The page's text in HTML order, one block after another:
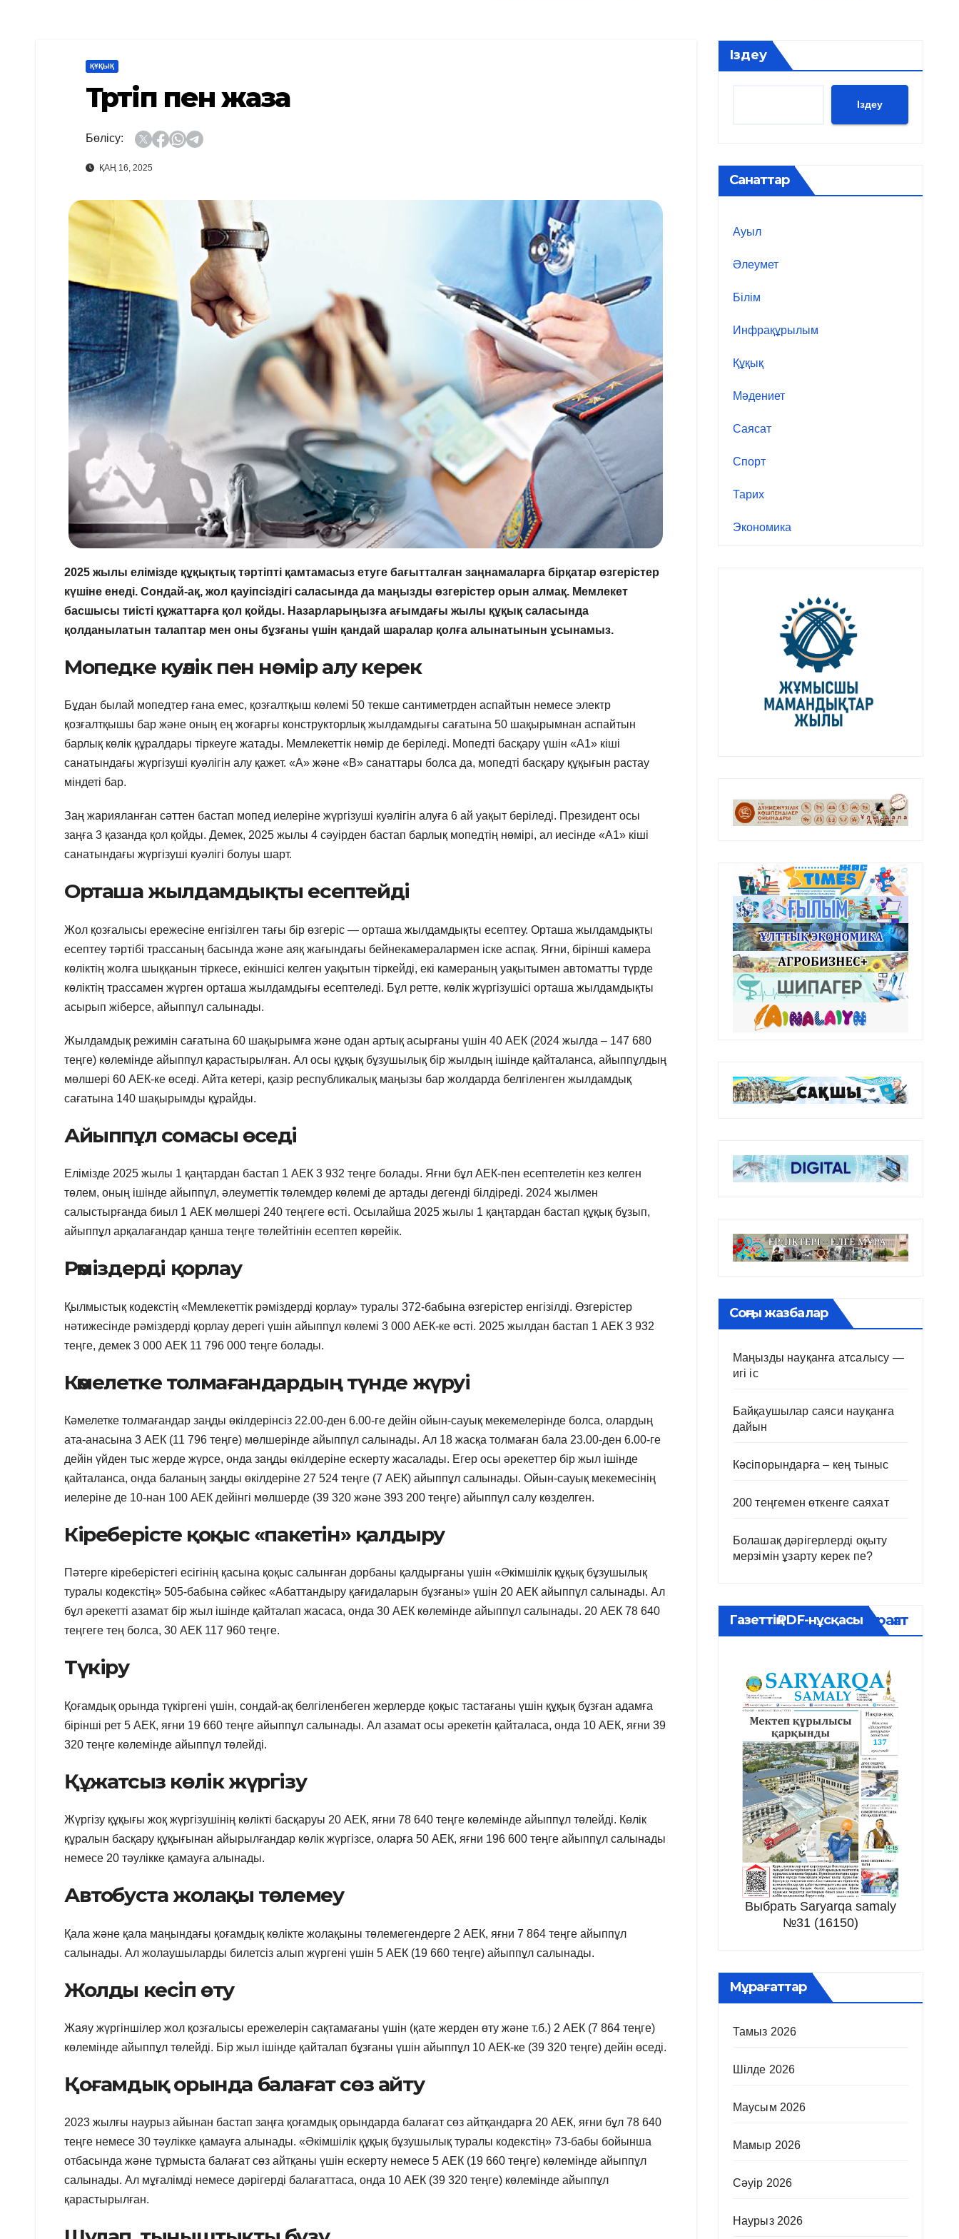
ҚҰҚЫҚ
Тәртіп пен жаза
Бөлісу:
ҚАҢ 16, 2025
2025 жылы елімізде құқықтық тәртіпті қамтамасыз етуге бағытталған заңнамаларға бірқатар өзгерістер
күшіне енеді. Сондай-ақ, жол қауіпсіздігі саласында да маңызды өзгерістер орын алмақ. Мемлекет
басшысы тиісті құжаттарға қол қойды. Назарларыңызға ағымдағы жылы құқық саласында
қолданылатын талаптар мен оны бұзғаны үшін қандай шаралар қолға алынатынын ұсынамыз.
Мопедке куәлік пен нөмір алу керек
Бұдан былай мопедтер ғана емес, қозғалтқыш көлемі 50 текше сантиметрден аспайтын немесе электр
қозғалтқышы бар және оның ең жоғарғы конструкторлық жылдамдығы сағатына 50 шақырымнан аспайтын
барлық көлік құралдары тіркеуге жатады. Мемлекеттік нөмір де беріледі. Мопедті басқару үшін «А1» кіші
санатындағы жүргізуші куәлігін алу қажет. «А» және «В» санаттары болса да, мопедті басқару құқығын растау
міндеті бар.
Заң жарияланған сәттен бастап мопед иелеріне жүргізуші куәлігін алуға 6 ай уақыт беріледі. Президент осы
заңға 3 қазанда қол қойды. Демек, 2025 жылы 4 сәуірден бастап барлық мопедтің нөмірі, ал иесінде «А1» кіші
санатындағы жүргізуші куәлігі болуы шарт.
Орташа жылдамдықты есептейді
Жол қозғалысы ережесіне енгізілген тағы бір өзгеріс — орташа жылдамдықты есептеу. Орташа жылдамдықты
есептеу тәртібі трассаның басында және аяқ жағындағы бейнекамералармен іске аспақ. Яғни, бірінші камера
көліктің жолға шыққанын тіркесе, екіншісі келген уақытын тіркейді, екі камераның уақытымен автоматты түрде
көліктің трассамен жүрген орташа жылдамдығы есептеледі. Бұл ретте, көлік жүргізушісі орташа жылдамдықты
асырып жіберсе, айыппұл салынады.
Жылдамдық режимін сағатына 60 шақырымға және одан артық асырғаны үшін 40 АЕК (2024 жылда – 147 680
теңге) көлемінде айыппұл қарастырылған. Ал осы құқық бұзушылық бір жылдың ішінде қайталанса, айыппұлдың
мөлшері 60 АЕК-ке өседі. Айта кетері, қазір республикалық маңызы бар жолдарда белгіленген жылдамдық
сағатына 140 шақырымды құрайды.
Айыппұл сомасы өседі
Елімізде 2025 жылы 1 қаңтардан бастап 1 АЕК 3 932 теңге болады. Яғни бұл АЕК-пен есептелетін кез келген
төлем, оның ішінде айыппұл, әлеуметтік төлемдер көлемі де артады дегенді білдіреді. 2024 жылмен
салыстырғанда биыл 1 АЕК мөлшері 240 теңгеге өсті. Осылайша 2025 жылы 1 қаңтардан бастап құқық бұзып,
айыппұл арқалағандар қанша теңге төлейтінін есептеп көрейік.
Рәміздерді қорлау
Қылмыстық кодекстің «Мемлекеттік рәміздерді қорлау» туралы 372-бабына өзгерістер енгізілді. Өзгерістер
нәтижесінде рәміздерді қорлау дерегі үшін айыппұл көлемі 3 000 АЕК-ке өсті. 2025 жылдан бастап 1 АЕК 3 932
теңге, демек 3 000 АЕК 11 796 000 теңге болады.
Кәмелетке толмағандардың түнде жүруі
Кәмелетке толмағандар заңды өкілдерінсіз 22.00-ден 6.00-ге дейін ойын-сауық мекемелерінде болса, олардың
ата-анасына 3 АЕК (11 796 теңге) мөлшерінде айыппұл салынады. Ал 18 жасқа толмаған бала 23.00-ден 6.00-ге
дейін үйден тыс жерде жүрсе, онда заңды өкілдеріне ескерту жасалады. Егер осы әрекеттер бір жыл ішінде
қайталанса, онда баланың заңды өкілдеріне 27 524 теңге (7 АЕК) айыппұл салынады. Ойын-сауық мекемесінің
иелеріне де 10-нан 100 АЕК дейінгі мөлшерде (39 320 және 393 200 теңге) айыппұл салу көзделген.
Кіреберісте қоқыс «пакетін» қалдыру
Пәтерге кіреберістегі есігінің қасына қоқыс салынған дорбаны қалдырғаны үшін «Әкімшілік құқық бұзушылық
туралы кодекстің» 505-бабына сәйкес «Абаттандыру қағидаларын бұзғаны» үшін 20 АЕК айыппұл салынады. Ал
бұл әрекетті азамат бір жыл ішінде қайталап жасаса, онда 30 АЕК көлемінде айыппұл салынады. 20 АЕК 78 640
теңгеге тең болса, 30 АЕК 117 960 теңге.
Түкіру
Қоғамдық орында түкіргені үшін, сондай-ақ белгіленбеген жерлерде қоқыс тастағаны үшін құқық бұзған адамға
бірінші рет 5 АЕК, яғни 19 660 теңге айыппұл салынады. Ал азамат осы әрекетін қайталаса, онда 10 АЕК, яғни 39
320 теңге көлемінде айыппұл төлейді.
Құжатсыз көлік жүргізу
Жүргізу құқығы жоқ жүргізушінің көлікті басқаруы 20 АЕК, яғни 78 640 теңге көлемінде айыппұл төлейді. Көлік
құралын басқару құқығынан айырылғандар көлік жүргізсе, оларға 50 АЕК, яғни 196 600 теңге айыппұл салынады
немесе 20 тәулікке қамауға алынады.
Автобуста жолақы төлемеу
Қала және қала маңындағы қоғамдық көлікте жолақыны төлемегендерге 2 АЕК, яғни 7 864 теңге айыппұл
салынады. Ал жолаушыларды билетсіз алып жүргені үшін 5 АЕК (19 660 теңге) айыппұл салынады.
Жолды кесіп өту
Жаяу жүргіншілер жол қозғалысы ережелерін сақтамағаны үшін (қате жерден өту және т.б.) 2 АЕК (7 864 теңге)
көлемінде айыппұл төлейді. Бір жыл ішінде қайталап бұзғаны үшін айыппұл 10 АЕК-ке (39 320 теңге) дейін өседі.
Қоғамдық орында балағат сөз айту
2023 жылғы наурыз айынан бастап заңға қоғамдық орындарда балағат сөз айтқандарға 20 АЕК, яғни бұл 78 640
теңге немесе 30 тәулікке қамауға алынады. «Әкімшілік құқық бұзушылық туралы кодекстің» 73-бабы бойынша
отбасында және тұрмыста балағат сөз айтқаны үшін ескерту немесе 5 АЕК (19 660 теңге) көлемінде айыппұл
салынады. Ал мұғалімді немесе дәрігерді балағаттаса, онда 10 АЕК (39 320 теңге) көлемінде айыппұл
қарастырылған.
Іздеу
Іздеу
Санаттар
Ауыл
Әлеумет
Білім
Инфрақұрылым
Құқық
Мәдениет
Саясат
Спорт
Тарих
Экономика
Соңғы жазбалар
Маңызды науқанға атсалысу —
игі іс
Байқаушылар саяси науқанға
дайын
Кәсіпорындарға – кең тыныс
200 теңгемен өткенге саяхат
Болашақ дәрігерлерді оқыту
мерзімін ұзарту керек пе?
Газеттің PDF-нұсқасыМұрағат
Выбрать Saryarqa samaly
№31 (16150)
Мұрағаттар
Тамыз 2026
Шілде 2026
Маусым 2026
Мамыр 2026
Сәуір 2026
Наурыз 2026